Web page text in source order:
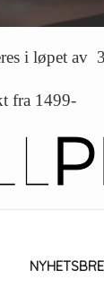
i løpet av
fra 1499-